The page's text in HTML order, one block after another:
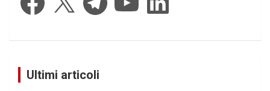
Ultimi articoli